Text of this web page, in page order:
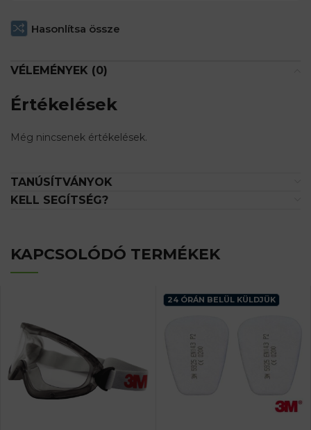
Hasonlítsa össze
VÉLEMÉNYEK (0)
Értékelések
Még nincsenek értékelések.
TANÚSÍTVÁNYOK
KELL SEGÍTSÉG?
KAPCSOLÓDÓ TERMÉKEK
24 ÓRÁN BELÜL KÜLDJÜK